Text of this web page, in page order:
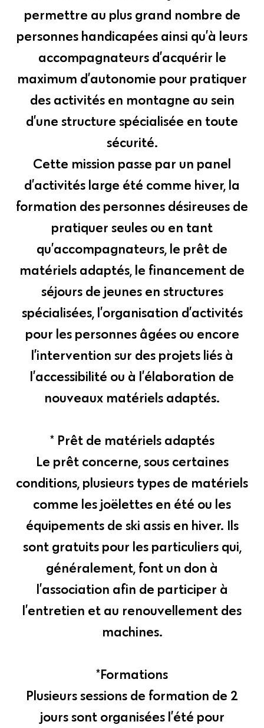
permettre au plus grand nombre de
personnes handicapées ainsi qu’à leurs
accompagnateurs d’acquérir le
maximum d’autonomie pour pratiquer
des activités en montagne au sein
d’une structure spécialisée en toute
sécurité.
Cette mission passe par un panel
d’activités large été comme hiver, la
formation des personnes désireuses de
pratiquer seules ou en tant
qu’accompagnateurs, le prêt de
matériels adaptés, le financement de
séjours de jeunes en structures
spécialisées, l’organisation d’activités
pour les personnes âgées ou encore
l’intervention sur des projets liés à
l’accessibilité ou à l’élaboration de
nouveaux matériels adaptés.
* Prêt de matériels adaptés
Le prêt concerne, sous certaines
conditions, plusieurs types de matériels
comme les joëlettes en été ou les
équipements de ski assis en hiver. Ils
sont gratuits pour les particuliers qui,
généralement, font un don à
l’association afin de participer à
l’entretien et au renouvellement des
machines.
*Formations
Plusieurs sessions de formation de 2
jours sont organisées l’été pour